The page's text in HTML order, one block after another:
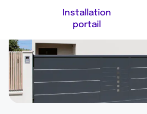
Installation
portail